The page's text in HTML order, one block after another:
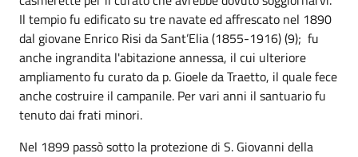
Il tempio fu edificato su tre navate ed affrescato nel 1890
dal giovane Enrico Risi da Sant’Elia (1855-1916) (9); fu
anche ingrandita l'abitazione annessa, il cui ulteriore
ampliamento fu curato da p. Gioele da Traetto, il quale fece
anche costruire il campanile. Per vari anni il santuario fu
tenuto dai frati minori.
Nel 1899 passò sotto la protezione di S. Giovanni della